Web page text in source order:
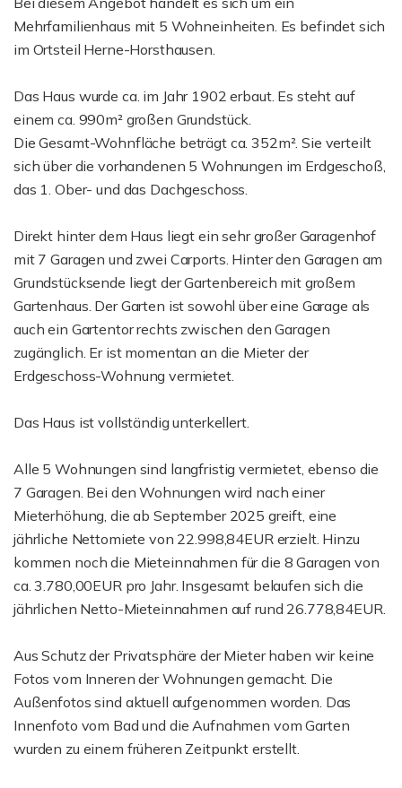
Mehrfamilienhaus mit 5 Wohneinheiten. Es befindet sich
im Ortsteil Herne-Horsthausen.
Das Haus wurde ca. im Jahr 1902 erbaut. Es steht auf
einem ca. 990m² großen Grundstück.
Die Gesamt-Wohnfläche beträgt ca. 352m². Sie verteilt
sich über die vorhandenen 5 Wohnungen im Erdgeschoß,
das 1. Ober- und das Dachgeschoss.
Direkt hinter dem Haus liegt ein sehr großer Garagenhof
mit 7 Garagen und zwei Carports. Hinter den Garagen am
Grundstücksende liegt der Gartenbereich mit großem
Gartenhaus. Der Garten ist sowohl über eine Garage als
auch ein Gartentor rechts zwischen den Garagen
zugänglich. Er ist momentan an die Mieter der
Erdgeschoss-Wohnung vermietet.
Das Haus ist vollständig unterkellert.
Alle 5 Wohnungen sind langfristig vermietet, ebenso die
7 Garagen. Bei den Wohnungen wird nach einer
Mieterhöhung, die ab September 2025 greift, eine
jährliche Nettomiete von 22.998,84EUR erzielt. Hinzu
kommen noch die Mieteinnahmen für die 8 Garagen von
ca. 3.780,00EUR pro Jahr. Insgesamt belaufen sich die
jährlichen Netto-Mieteinnahmen auf rund 26.778,84EUR.
Aus Schutz der Privatsphäre der Mieter haben wir keine
Fotos vom Inneren der Wohnungen gemacht. Die
Außenfotos sind aktuell aufgenommen worden. Das
Innenfoto vom Bad und die Aufnahmen vom Garten
wurden zu einem früheren Zeitpunkt erstellt.